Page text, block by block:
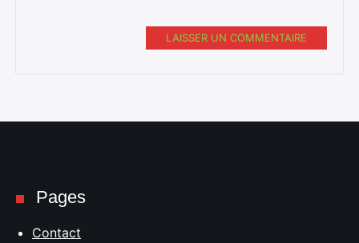
LAISSER UN COMMENTAIRE
Pages
Contact